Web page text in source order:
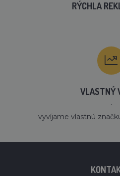
RÝCHLA
VLASTNÝ
´
vyvíjame vlastnú